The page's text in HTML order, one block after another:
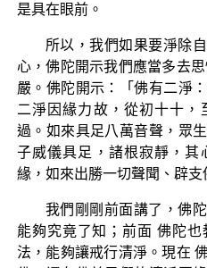
是具在眼前。
所以，我們如果要淨除
心，佛陀開示我們應當多去
嚴。佛陀開示：「佛有二淨
二淨因緣力故，從初十十
過。如來具足八萬音聲，眾
子威儀具足，諸根寂靜，其
緣，如來出勝一切聲聞、辟支
我們剛剛前面講了，佛
能夠究竟了知；前面 佛陀
法，能夠讓戒行清淨。現在